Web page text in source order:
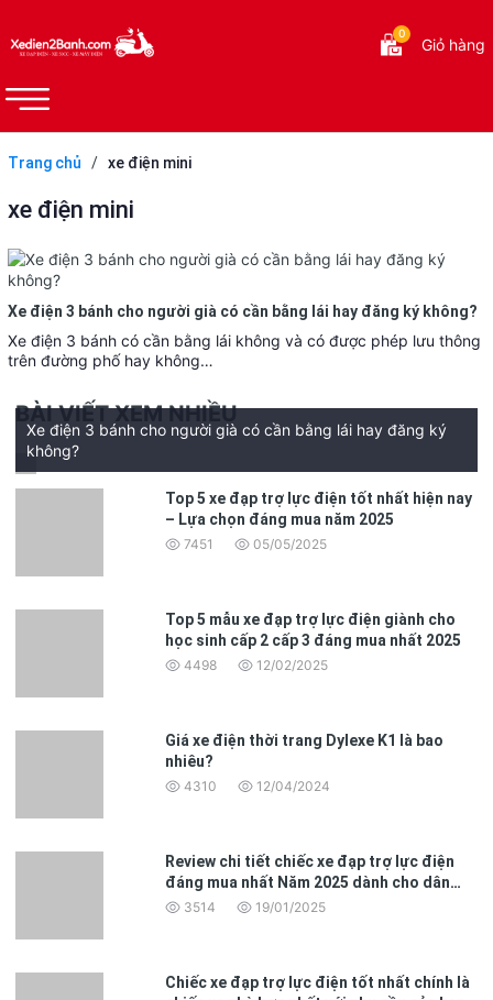
0
Giỏ hàng
Trang chủ / xe điện mini
xe điện mini
Xe điện 3 bánh cho người già có cần bằng lái hay đăng ký không?
Xe điện 3 bánh có cần bằng lái không và có được phép lưu thông
trên đường phố hay không…
BÀI VIẾT XEM NHIỀU
Xe điện 3 bánh cho người già có cần bằng lái hay đăng ký
không?
Top 5 xe đạp trợ lực điện tốt nhất hiện nay
– Lựa chọn đáng mua năm 2025
7451 05/05/2025
Top 5 mẫu xe đạp trợ lực điện giành cho
học sinh cấp 2 cấp 3 đáng mua nhất 2025
4498 12/02/2025
Giá xe điện thời trang Dylexe K1 là bao
nhiêu?
4310 12/04/2024
Review chi tiết chiếc xe đạp trợ lực điện
đáng mua nhất Năm 2025 dành cho dân
văn phòng
3514 19/01/2025
Chiếc xe đạp trợ lực điện tốt nhất chính là